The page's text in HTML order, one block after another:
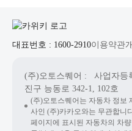
대표번호 : 1600-2910이용약관
(주)오토스퀘어 : 사업자등
진구 능동로 342-1, 102호
(주)오토스퀘어는 자동차 정보
사인 (주)카카오와는 무관합니
페이지에 표시된 자동차의 차